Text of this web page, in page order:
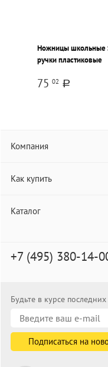
Ножницы школьные
ручки пластиковые
75 02 a
Компания
Как купить
Каталог
+7 (495) 380-14-
Будьте в курсе